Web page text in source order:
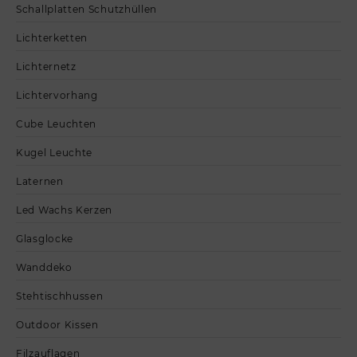
Schallplatten Schutzhüllen
Lichterketten
Lichternetz
Lichtervorhang
Cube Leuchten
Kugel Leuchte
Laternen
Led Wachs Kerzen
Glasglocke
Wanddeko
Stehtischhussen
Outdoor Kissen
Filzauflagen